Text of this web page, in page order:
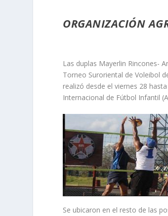
ORGANIZACIÓN
Las duplas Mayerlin Rincones-
Torneo Suroriental de Voleibol
realizó desde el viernes 28
Internacional de Fútbol Infantil
Se ubicaron en el resto de las